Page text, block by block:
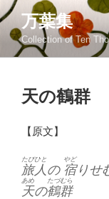
コ
ン
ン
万葉集
Collection of Ten
天の鶴群
【原文】
旅人
たびひと
の 宿
やど
りせ
天
あめ
の鶴群
たづむら